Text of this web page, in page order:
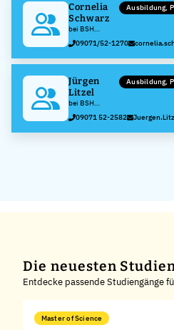
Cornelia
Schwarz
bei BSH
Hausgeräte
GmbH
Ausbildung,
09071/52-1270
Jürgen
Litzel
bei BSH
Hausgeräte
GmbH
Ausbildung,
09071 52-2582
Die neuesten
Entdecke passende Studiengänge
Master of Science